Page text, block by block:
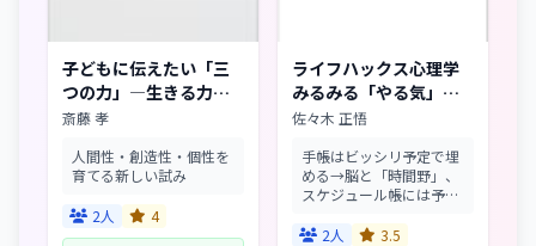
子どもに伝えたい「三
つの力」―生きる力を
鍛える (NHKブックス)
斎藤 孝
人間性・創造性・個性を
育てる新しい試み
2人
4
ライフハックス心理学
みるみる「やる気」と
「時間」を引き出す43
佐々木 正悟
手帳はビッシリ予定で埋
める→脳と「時間野」、
スケジュール帳には予定
→「認知的不協和」、続
2人 3.5